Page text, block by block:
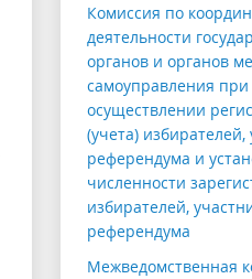
Комиссия по
деятельности
органов и органов
самоуправления при
осуществлении
(учета) избирателей,
референдума и
численности
избирателей,
референдума
Межведомственная